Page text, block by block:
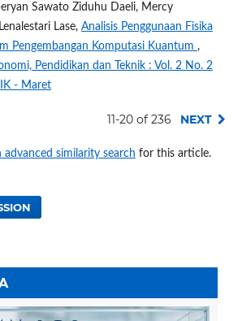
Sawato Ziduhu Daeli, Mercy
Lase, Analisis Penggunaan Fisika
Pengembangan Komputasi Kuantum ,
Pendidikan dan Teknik : Vol. 2 No. 2
- Maret
11-20 of 236 NEXT
advanced similarity search for this article.